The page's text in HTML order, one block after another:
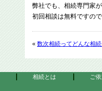
弊社でも、相続専門家
初回相談は無料ですの
« 数次相続ってどんな相
相続とは ご